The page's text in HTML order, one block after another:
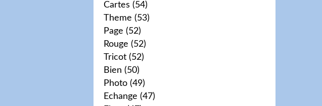
Cartes (54)
Theme (53)
Page (52)
Rouge (52)
Tricot (52)
Bien (50)
Photo (49)
Echange (47)